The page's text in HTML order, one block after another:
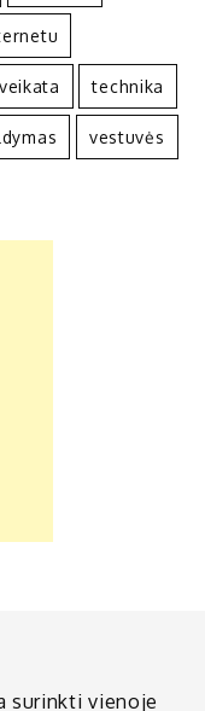
technika
vestuvės
surinkti vienoje